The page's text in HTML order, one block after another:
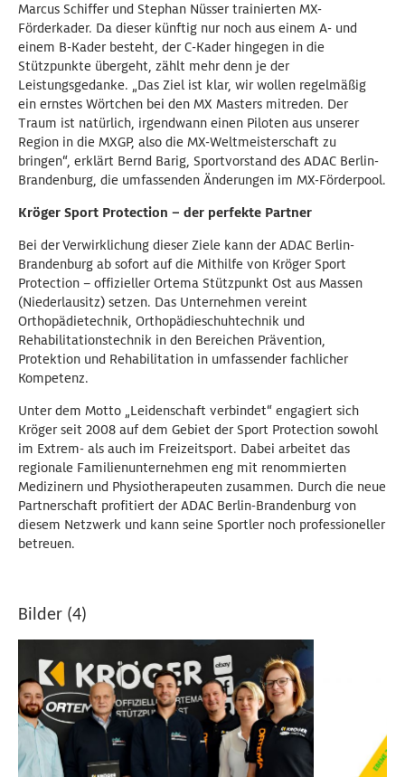
Marcus Schiffer und Stephan Nüsser trainierten MX-
Förderkader. Da dieser künftig nur noch aus einem A- und
einem B-Kader besteht, der C-Kader hingegen in die
Stützpunkte übergeht, zählt mehr denn je der
Leistungsgedanke. „Das Ziel ist klar, wir wollen regelmäßig
ein ernstes Wörtchen bei den MX Masters mitreden. Der
Traum ist natürlich, irgendwann einen Piloten aus unserer
Region in die MXGP, also die MX-Weltmeisterschaft zu
bringen“, erklärt Bernd Barig, Sportvorstand des ADAC Berlin-
Brandenburg, die umfassenden Änderungen im MX-Förderpool.
Kröger Sport Protection – der perfekte Partner
Bei der Verwirklichung dieser Ziele kann der ADAC Berlin-
Brandenburg ab sofort auf die Mithilfe von Kröger Sport
Protection – offizieller Ortema Stützpunkt Ost aus Massen
(Niederlausitz) setzen. Das Unternehmen vereint
Orthopädietechnik, Orthopädieschuhtechnik und
Rehabilitationstechnik in den Bereichen Prävention,
Protektion und Rehabilitation in umfassender fachlicher
Kompetenz.
Unter dem Motto „Leidenschaft verbindet“ engagiert sich
Kröger seit 2008 auf dem Gebiet der Sport Protection sowohl
im Extrem- als auch im Freizeitsport. Dabei arbeitet das
regionale Familienunternehmen eng mit renommierten
Medizinern und Physiotherapeuten zusammen. Durch die neue
Partnerschaft profitiert der ADAC Berlin-Brandenburg von
diesem Netzwerk und kann seine Sportler noch professioneller
betreuen.
Bilder (4)